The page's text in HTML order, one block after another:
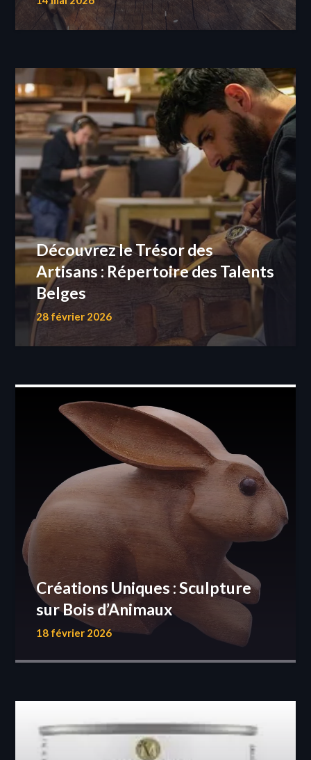
Découvrez le Trésor des
Artisans : Répertoire des Talents
Belges
28 février 2026
Créations Uniques : Sculpture
sur Bois d’Animaux
18 février 2026